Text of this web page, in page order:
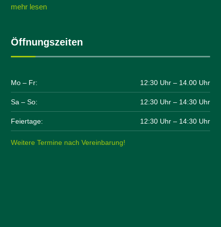
mehr lesen
Öffnungszeiten
Mo – Fr: 12:30 Uhr – 14.00 Uhr
Sa – So: 12:30 Uhr – 14:30 Uhr
Feiertage: 12:30 Uhr – 14:30 Uhr
Weitere Termine nach Vereinbarung!